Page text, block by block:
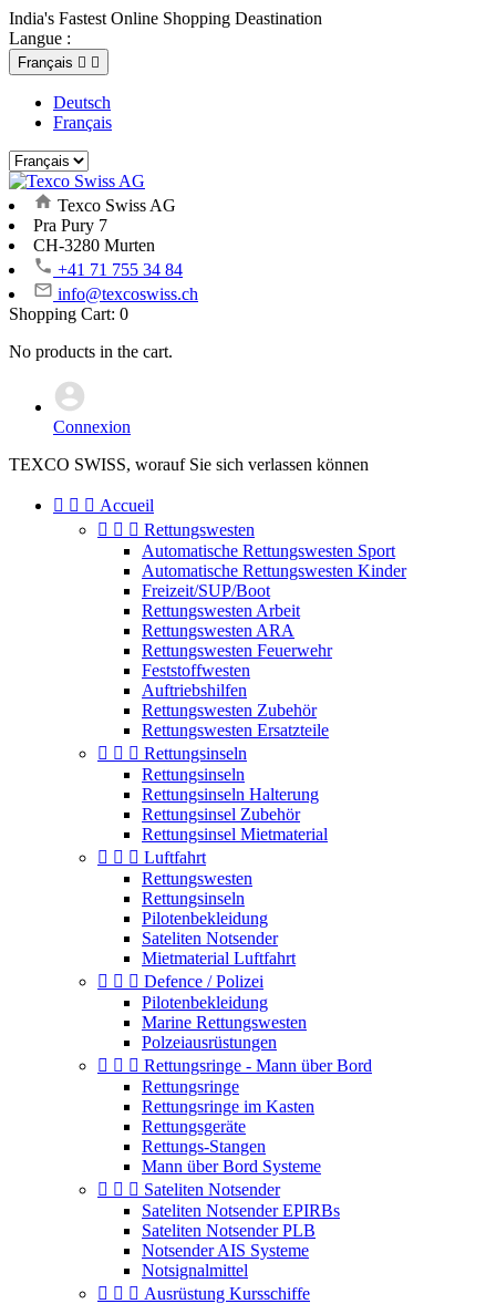
India's Fastest Online Shopping Deastination
Langue :
Français  
Deutsch
Français
Texco Swiss AG
Pra Pury 7
CH-3280 Murten
+41 71 755 34 84
info@texcoswiss.ch
Shopping Cart: 0
No products in the cart.
Connexion
TEXCO SWISS, worauf Sie sich verlassen können
   Accueil
   Rettungswesten
Automatische Rettungswesten Sport
Automatische Rettungswesten Kinder
Freizeit/SUP/Boot
Rettungswesten Arbeit
Rettungswesten ARA
Rettungswesten Feuerwehr
Feststoffwesten
Auftriebshilfen
Rettungswesten Zubehör
Rettungswesten Ersatzteile
   Rettungsinseln
Rettungsinseln
Rettungsinseln Halterung
Rettungsinsel Zubehör
Rettungsinsel Mietmaterial
   Luftfahrt
Rettungswesten
Rettungsinseln
Pilotenbekleidung
Sateliten Notsender
Mietmaterial Luftfahrt
   Defence / Polizei
Pilotenbekleidung
Marine Rettungswesten
Polzeiausrüstungen
   Rettungsringe - Mann über Bord
Rettungsringe
Rettungsringe im Kasten
Rettungsgeräte
Rettungs-Stangen
Mann über Bord Systeme
   Sateliten Notsender
Sateliten Notsender EPIRBs
Sateliten Notsender PLB
Notsender AIS Systeme
Notsignalmittel
   Ausrüstung Kursschiffe